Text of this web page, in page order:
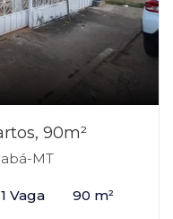
90m²
MT
1 Vaga 90 m²